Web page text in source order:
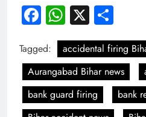
Facebook
WhatsApp
X
Tagged:
accidental firing
Aurangabad Bihar news
bank guard firing
bank